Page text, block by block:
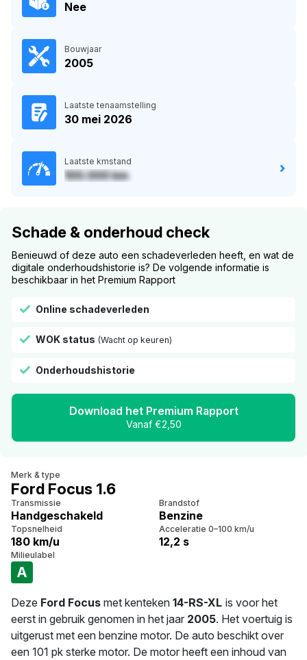
Nee
Bouwjaar
2005
Laatste tenaamstelling
30 mei 2026
Laatste kmstand
100.000 km
Schade & onderhoud check
Benieuwd of deze auto een schadeverleden heeft, en wat de
digitale onderhoudshistorie is? De volgende informatie is
beschikbaar in het Premium Rapport
Online schadeverleden
WOK status (Wacht op keuren)
Onderhoudshistorie
Download het Premium Rapport
Vanaf €2,50
Merk & type
Ford Focus 1.6
Transmissie
Handgeschakeld
Brandstof
Benzine
Topsnelheid
180 km/u
Acceleratie 0–100 km/u
12,2 s
Milieulabel
A
Deze Ford Focus met kenteken 14-RS-XL is voor het
eerst in gebruik genomen in het jaar 2005. Het voertuig is
uitgerust met een benzine motor. De auto beschikt over
een 101 pk sterke motor. De motor heeft een inhoud van